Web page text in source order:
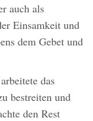
auch als
Einsamkeit und
dem Gebet und
das
bestreiten und
den Rest